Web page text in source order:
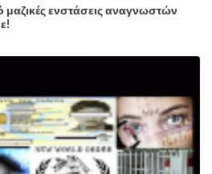
ενστάσεις αναγνωστών